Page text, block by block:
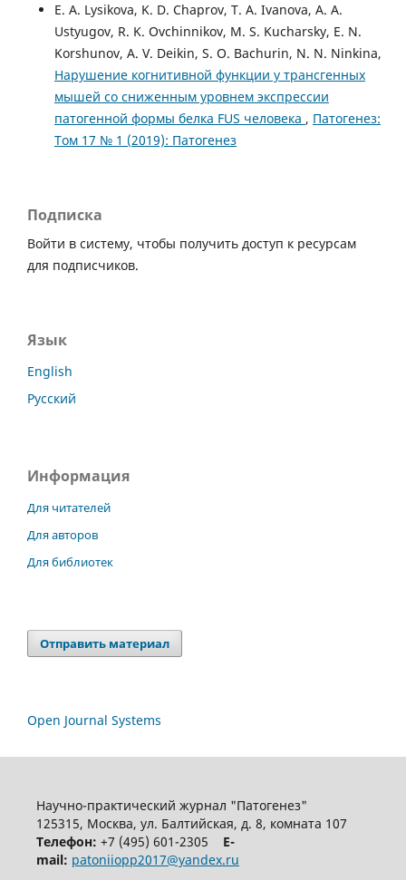
E. A. Lysikova, K. D. Chaprov, T. A. Ivanova, A. A.
Ustyugov, R. K. Ovchinnikov, M. S. Kucharsky, E. N.
Korshunov, A. V. Deikin, S. O. Bachurin, N. N. Ninkina,
Нарушение когнитивной функции у трансгенных
мышей со сниженным уровнем экспрессии
патогенной формы белка FUS человека , Патогенез:
Том 17 № 1 (2019): Патогенез
Подписка
Войти в систему, чтобы получить доступ к ресурсам
для подписчиков.
Язык
English
Русский
Информация
Для читателей
Для авторов
Для библиотек
Отправить материал
Open Journal Systems
Научно-практический журнал "Патогенез"
125315, Москва, ул. Балтийская, д. 8, комната 107
Телефон: +7 (495) 601-2305 E-
mail: patoniiopp2017@yandex.ru